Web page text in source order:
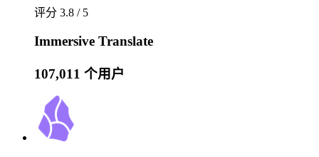
评分 3.8 / 5
Immersive Translate
107,011 个用户